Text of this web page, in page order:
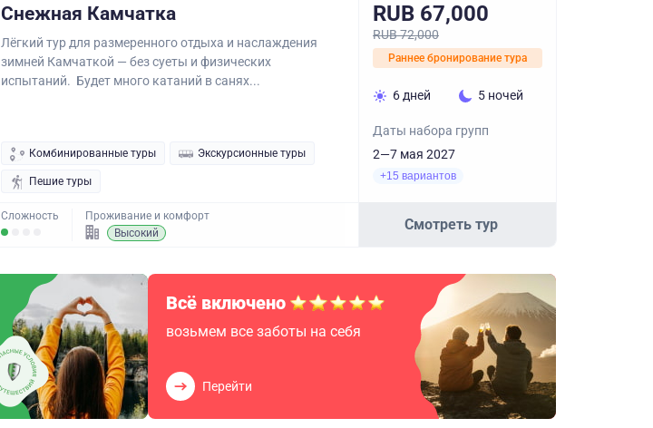
Снежная Камчатка
Лёгкий тур для размеренного отдыха и наслаждения
зимней Камчаткой — без суеты и физических
испытаний. Будет много катаний в санях...
Комбинированные туры Экскурсионные туры
Пешие туры
Сложность
Проживание и комфорт
Высокий
RUB 67,000
RUB 72,000
Раннее бронирование тура
6 дней 5 ночей
Даты набора групп
2—7 мая 2027
+15 вариантов
Смотреть тур
Всё включено
возьмем все заботы на себя
Перейти